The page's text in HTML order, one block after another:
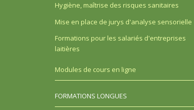
Hygiène, maîtrise des risques sanitaires
Mise en place de jurys d'analyse sensorielle
Formations pour les salariés d'entreprises
laitières
Modules de cours en ligne
FORMATIONS LONGUES